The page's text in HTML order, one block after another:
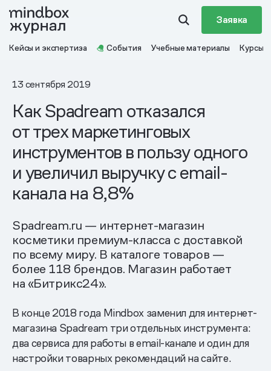
Заявка
Кейсы и экспертиза События Учебные материалы Курсы
13 сентября 2019
Как Spadream отказался
от трех маркетинговых
инструментов в пользу одного
и увеличил выручку с email-
канала на 8,8%
Spadream.ru — интернет-магазин
косметики премиум-класса с доставкой
по всему миру. В каталоге товаров —
более 118 брендов. Магазин работает
на «Битрикс24».
В конце 2018 года Mindbox заменил для интернет-
магазина Spadream три отдельных инструмента:
два сервиса для работы в email-канале и один для
настройки товарных рекомендаций на сайте.